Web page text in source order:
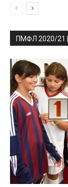
ПМФЛ 2020/21